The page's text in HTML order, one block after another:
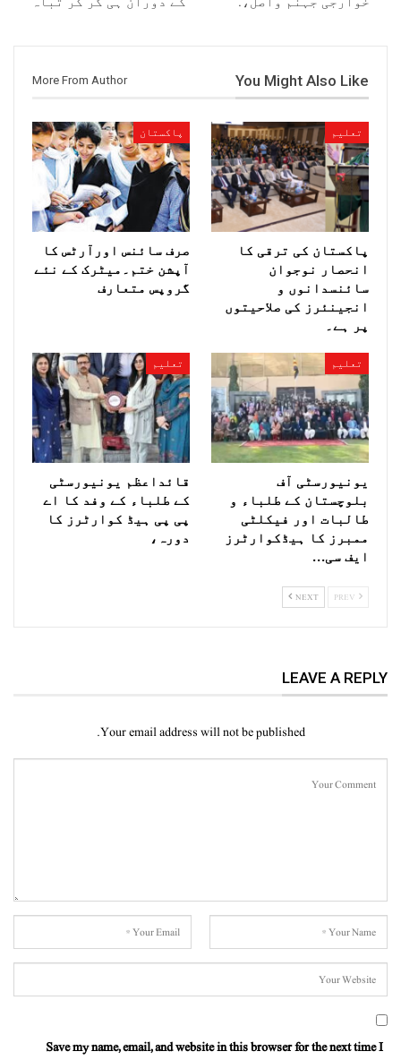
You Might Also Like
More From Author
تعلیم
پاکستان کی ترقی کا
انحصار نوجوان
سائنسدانوں و
انجینئرز کی صلاحیتوں
پر ہے۔
پاکستان
صرف سائنس اورآرٹس کا
آپشن ختم۔میٹرک کے نئے
گروپس متعارف
تعلیم
یونیورسٹی آف
بلوچستان کے طلباء و
طالبات اور فیکلٹی
ممبرز کا ہیڈکوارٹرز
ایف سی…
تعلیم
قائداعظم یونیورسٹی
کے طلباء کے وفد کا اے
پی پی ہیڈ کوارٹرز کا
دورہ،
NEXT
LEAVE A REPLY
Your email address will not be published.
Save my name, email, and website in this browser for the next time I